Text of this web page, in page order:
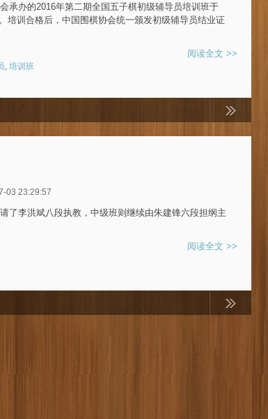
承办的2016年第二期全国五子棋初级辅导员培训班于
培训合格后，中国围棋协会统一颁发初级辅导员结业证
阅读全文 >>
, 培训班
03 23:29:57
了李洪斌八段执教，中级班则继续由朱建锋六段担纲主
阅读全文 >>